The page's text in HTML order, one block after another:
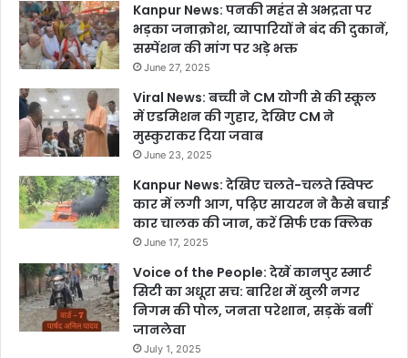
Kanpur News: पनकी महंत से अभद्रता पर
भड़का जनाक्रोश, व्यापारियों ने बंद की दुकानें,
सस्पेंशन की मांग पर अड़े भक्त
June 27, 2025
Viral News: बच्ची ने CM योगी से की स्कूल
में एडमिशन की गुहार, देखिए CM ने
मुस्कुराकर दिया जवाब
June 23, 2025
Kanpur News: देखिए चलते-चलते स्विफ्ट
कार में लगी आग, पढ़िए सायरन ने कैसे बचाई
कार चालक की जान, करें सिर्फ एक क्लिक
June 17, 2025
Voice of the People: देखें कानपुर स्मार्ट
सिटी का अधूरा सच: बारिश में खुली नगर
निगम की पोल, जनता परेशान, सड़कें बनीं
जानलेवा
July 1, 2025